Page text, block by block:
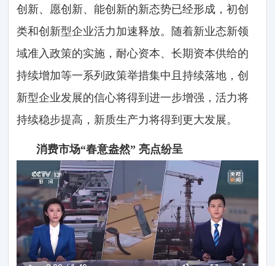
创新、愿创新、能创新的新态势已经形成，初创
类和创新型企业活力加速释放。随着新业态新领
域准入政策的实施，耐心资本、长期资本供给的
持续增加等一系列政策举措集中且持续落地，创
新型企业发展的信心将得到进一步增强，活力将
持续稳步提高，新质生产力将得到更大发展。
消费市场“春意盎然” 亮点纷呈